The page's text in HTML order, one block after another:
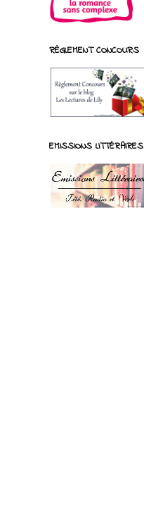
RÈGLEMENT CONCOURS
EMISSIONS LITTÉRAIRES